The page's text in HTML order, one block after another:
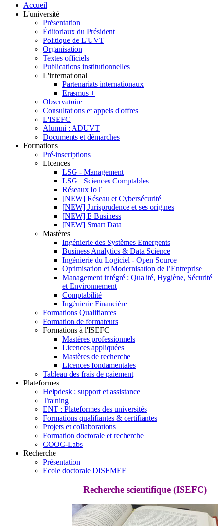
Accueil
L'université
Présentation
Éditoriaux du Président
Politique de L'UVT
Organisation
Textes officiels
Publications institutionnelles
L'international
Partenariats internationaux
Erasmus +
Observatoire
Consultations et appels d'offres
L'ISEFC
Alumni : ADUVT
Documents et démarches
Formations
Pré-inscriptions
Licences
LSG - Management
LSG - Sciences Comptables
Réseaux IoT
[NEW] Réseau et Cybersécurité
[NEW] Jurisprudence et ses origines
[NEW] E Business
[NEW] Smart Data
Mastères
Ingénierie des Systèmes Emergents
Business Analytics & Data Science
Ingénierie du Logiciel - Open Source
Optimisation et Modernisation de l’Entreprise
Management intégré : Qualité, Hygiène, Sécurité
et Environnement
Comptabilité
Ingénierie Financière
Formations Qualifiantes
Formation de formateurs
Formations à l'ISEFC
Mastères professionnels
Licences appliquées
Mastères de recherche
Licences fondamentales
Tableau des frais de paiement
Plateformes
Helpdesk : support et assistance
Training
ENT : Plateformes des universités
Formations qualifiantes & certifiantes
Projets et collaborations
Formation doctorale et recherche
COOC-Labs
Recherche
Présentation
Ecole doctorale DISEMEF
Recherche scientifique (ISEFC)